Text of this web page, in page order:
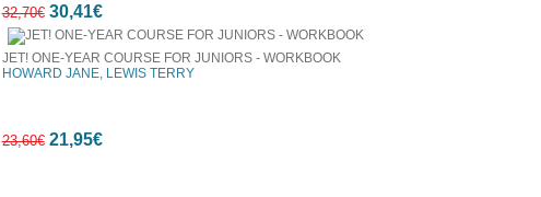
32,70€ 30,41€
JET! ONE-YEAR COURSE FOR JUNIORS - WORKBOOK
HOWARD JANE, LEWIS TERRY
23,60€ 21,95€